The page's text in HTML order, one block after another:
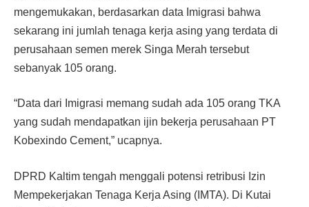
mengemukakan, berdasarkan data Imigrasi bahwa
sekarang ini jumlah tenaga kerja asing yang terdata di
perusahaan se­men merek Singa Merah terse­but
sebanyak 105 orang.
“Data dari Imigrasi memang sudah ada 105 orang TKA
yang sudah mendapatkan ijin beker­ja perusahaan PT
Kobexindo Cement,” ucapnya.
DPRD Kaltim tengah menggali potensi re­tribusi Izin
Mempekerjakan Tenaga Kerja Asing (IMTA). Di Kutai